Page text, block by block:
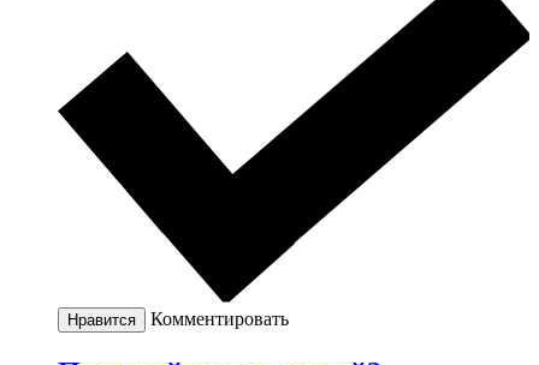
Нравится Комментировать